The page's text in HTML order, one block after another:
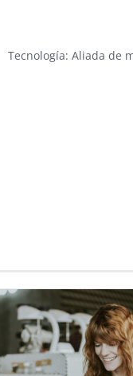
Tecnología: Aliada de